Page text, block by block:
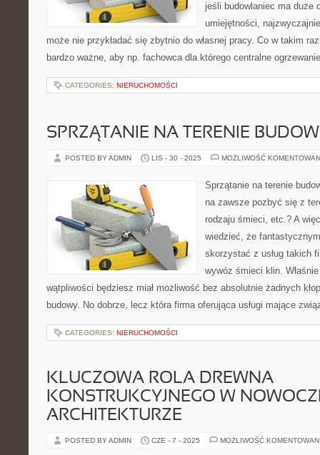
jeśli budowlaniec ma duże
umiejętności,
może nie przykładać się zbytnio do własnej pracy. Co w takim
bardzo ważne, aby np. fachowca dla którego centralne
CATEGORIES: NIERUCHOMOŚCI
SPRZĄTANIE NA TERENIE
POSTED BY ADMIN LIS - 30 - 2025 MOŻLIWOŚĆ
Sprzątanie na terenie
na zawsze pozbyć się z
rodzaju śmieci, etc.? A
wiedzieć, że
skorzystać z usług takich
wywóz śmieci klin.
wątpliwości będziesz miał możliwość bez absolutnie żadnych
budowy. No dobrze, lecz która firma oferująca usługi mające
CATEGORIES: NIERUCHOMOŚCI
KLUCZOWA ROLA DREWNA
KONSTRUKCYJNEGO W
ARCHITEKTURZE
POSTED BY ADMIN CZE - 7 - 2025 MOŻLIWOŚĆ